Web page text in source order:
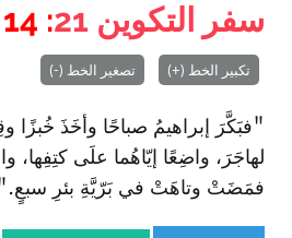
سفر التكوين 21
: 14
تكبير الخط (+) تصغير الخط (-)
"فبَكَّرَ إبراهيمُ صباحًا وأخَذَ خُبزًا
لهاجَرَ، واضِعًا إيّاهُما علَى كتِفِها،
فمَضَتْ وتاهَتْ في بَرّيَّةِ بئرِ سبعٍ." (تك